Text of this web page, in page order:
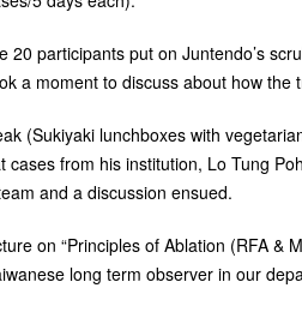
20 participants put on Juntendo’s
a moment to discuss about how
(Sukiyaki lunchboxes with
cases from his institution, Lo Tung
and a discussion ensued.
on “Principles of Ablation (RFA &
long term observer in our